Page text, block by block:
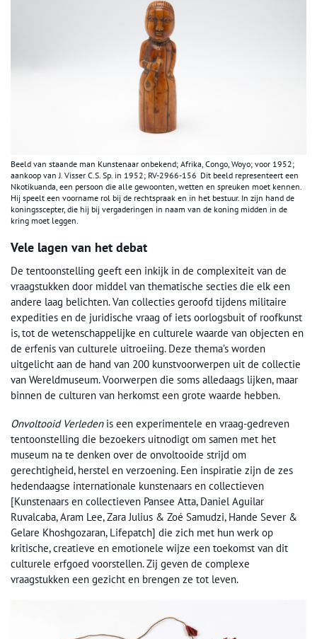
Beeld van staande man Kunstenaar onbekend; Afrika, Congo, Woyo; voor 1952;
aankoop van J. Visser C.S. Sp. in 1952; RV-2966-156 Dit beeld representeert een
Nkotikuanda, een persoon die alle gewoonten, wetten en spreuken moet kennen.
Hij speelt een voorname rol bij de rechtspraak en in het bestuur. In zijn hand de
koningsscepter, die hij bij vergaderingen in naam van de koning midden in de
kring moet leggen.
Vele lagen van het debat
De tentoonstelling geeft een inkijk in de complexiteit van de
vraagstukken door middel van thematische secties die elk een
andere laag belichten. Van collecties geroofd tijdens militaire
expedities en de juridische vraag of iets oorlogsbuit of roofkunst
is, tot de wetenschappelijke en culturele waarde van objecten en
de erfenis van culturele uitroeiing. Deze thema’s worden
uitgelicht aan de hand van 200 kunstvoorwerpen uit de collectie
van Wereldmuseum. Voorwerpen die soms alledaags lijken, maar
binnen de culturen van herkomst een grote waarde hebben.
Onvoltooid Verledenis een experimentele en vraag-gedreven
tentoonstelling die bezoekers uitnodigt om samen met het
museum na te denken over de onvoltooide strijd om
gerechtigheid, herstel en verzoening. Een inspiratie zijn de zes
hedendaagse internationale kunstenaars en collectieven
[Kunstenaars en collectieven Pansee Atta, Daniel Aguilar
Ruvalcaba, Aram Lee, Zara Julius & Zoé Samudzi, Hande Sever &
Gelare Khoshgozaran, Lifepatch] die zich met hun werk op
kritische, creatieve en emotionele wijze een toekomst van dit
culturele erfgoed voorstellen. Zij geven de complexe
vraagstukken een gezicht en brengen ze tot leven.